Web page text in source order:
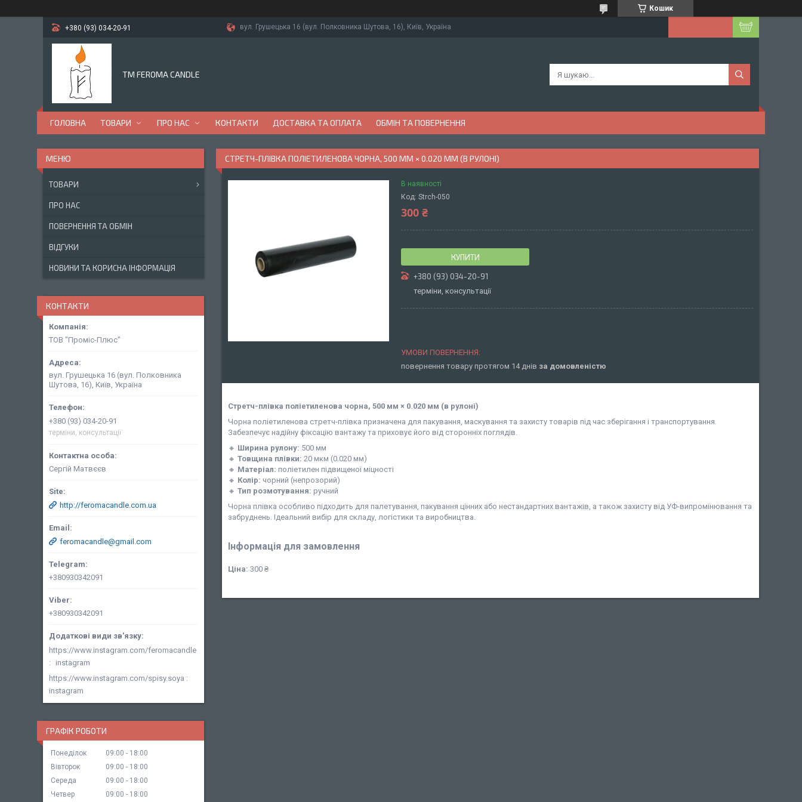
Кошик
+380 (93) 034-20-91 вул. Грушецька 16 (вул. Полковника Шутова, 16), Київ, Україна
TM FEROMA CANDLE
ГОЛОВНА ТОВАРИ ПРО НАС КОНТАКТИ ДОСТАВКА ТА ОПЛАТА ОБМІН ТА ПОВЕРНЕННЯ
СТРЕТЧ-ПЛІВКА ПОЛІЕТИЛЕНОВА ЧОРНА, 500 ММ × 0.020 ММ (В РУЛОНІ)
В наявності
Код: Strch-050
300 ₴
КУПИТИ
+380 (93) 034-20-91
терміни, консультації
повернення товару протягом 14 днів за домовленістю
Стретч-плівка поліетиленова чорна, 500 мм × 0.020 мм (в рулоні)
Чорна поліетиленова стретч-плівка призначена для пакування, маскування та захисту товарів під час зберігання і транспортування.
Забезпечує надійну фіксацію вантажу та приховує його від сторонніх поглядів.
🔸 Ширина рулону: 500 мм
🔸 Товщина плівки: 20 мкм (0.020 мм)
🔸 Матеріал: поліетилен підвищеної міцності
🔸 Колір: чорний (непрозорий)
🔸 Тип розмотування: ручний
Чорна плівка особливо підходить для палетування, пакування цінних або нестандартних вантажів, а також захисту від УФ-випромінювання та
забруднень. Ідеальний вибір для складу, логістики та виробництва.
Інформація для замовлення
Ціна: 300 ₴
ТОВАРИ
ПРО НАС
ПОВЕРНЕННЯ ТА ОБМІН
ВІДГУКИ
НОВИНИ ТА КОРИСНА ІНФОРМАЦІЯ
КОНТАКТИ
ТОВ "Проміс-Плюс"
вул. Грушецька 16 (вул. Полковника
Шутова, 16), Київ, Україна
+380 (93) 034-20-91
терміни, консультації
Сергій Матвєєв
http://feromacandle.com.ua
feromacandle@gmail.com
+380930342091
+380930342091
https://www.instagram.com/feromacandle
instagram
https://www.instagram.com/spisy.soya
instagram
ГРАФІК РОБОТИ
Понеділок 09:00
18:00
Вівторок
09:00
18:00
Середа
09:00
18:00
Четвер
09:00 18:00